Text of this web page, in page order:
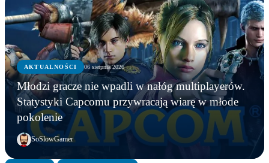
AKTUALNOŚCI 06 sierpnia 2026
Młodzi gracze nie wpadli w nałóg multiplayerów.
Statystyki Capcomu przywracają wiarę w młode
pokolenie
SoSlowGamer
AKTUALNOŚCI
WWE chce zastrzec znak towarowy „Vice City”.
Przypadek?
AKTUALNOŚCI
Gameplay z GTA 6 niebawem. Rockstar oficjalnie
zapowiada
AKTUALNOŚCI
Młodzi gracze nie wpadli w nałóg multiplayerów.
Statystyki Capcomu przywracają wiarę w młode
pokolenie